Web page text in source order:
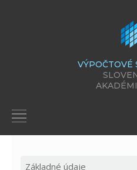
VÝPOČTOVÉ